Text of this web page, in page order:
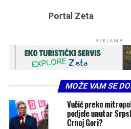
Portal Zeta
REKLAMA
MOŽE VAM SE
Vučić preko
podjele unutar
Crnoj Gori?